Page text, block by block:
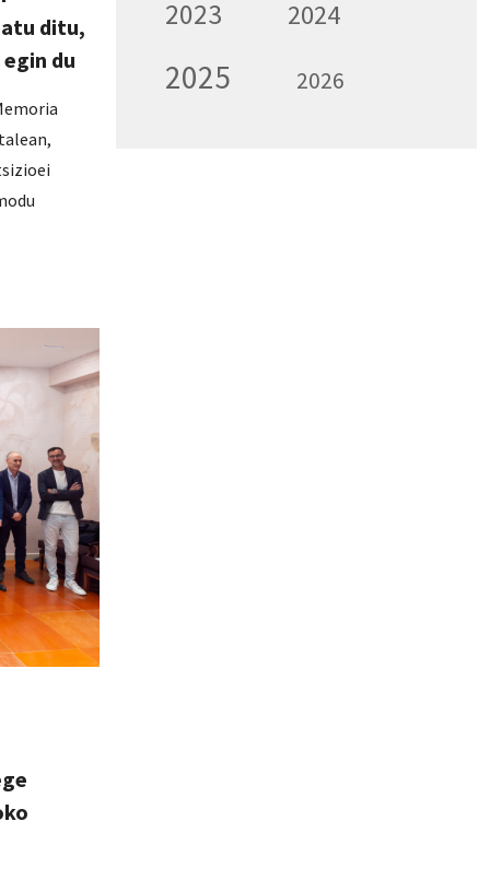
ditu,
du
2023
2024
2025 2026